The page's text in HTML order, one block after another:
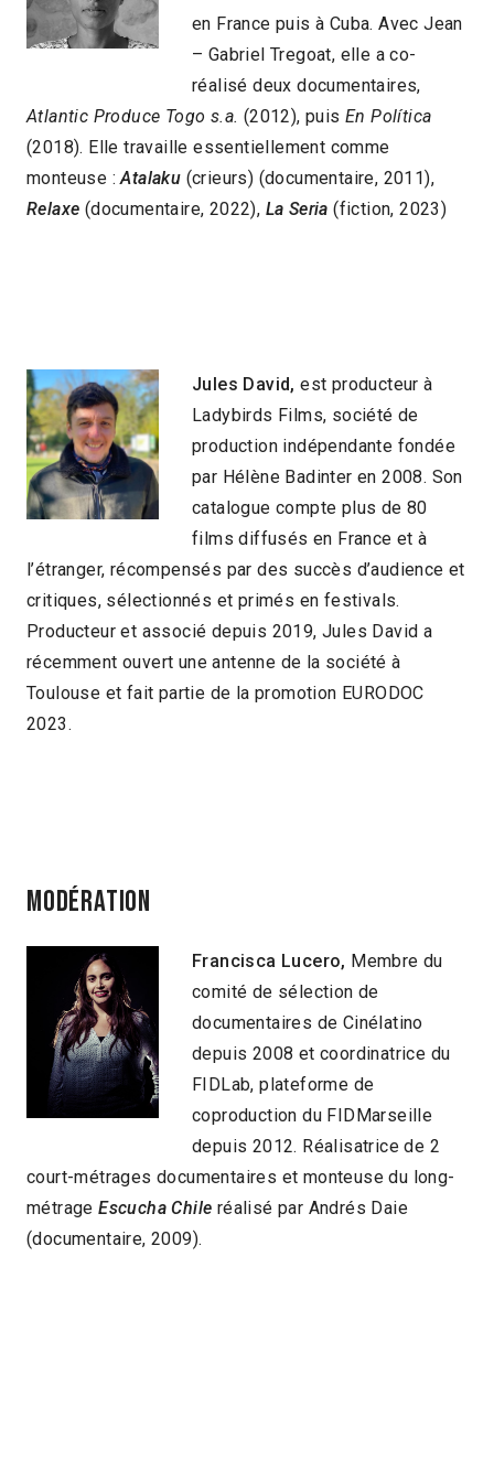
en France puis à Cuba. Avec Jean
– Gabriel Tregoat, elle a co-
réalisé deux documentaires,
Atlantic Produce Togo s.a. (2012), puisEn Política
(2018). Elle travaille essentiellement comme
monteuse :Atalaku (crieurs) (documentaire, 2011),
Relaxe (documentaire, 2022), La Seria (fiction, 2023)
Jules David,est producteur à
Ladybirds Films, société de
production indépendante fondée
par Hélène Badinter en 2008. Son
catalogue compte plus de 80
films diffusés en France et à
l’étranger, récompensés par des succès d’audience et
critiques, sélectionnés et primés en festivals.
Producteur et associé depuis 2019, Jules David a
récemment ouvert une antenne de la société à
Toulouse et fait partie de la promotion EURODOC
2023.
MODÉRATION
Francisca Lucero, Membre du
comité de sélection de
documentaires de Cinélatino
depuis 2008 et coordinatrice du
FIDLab, plateforme de
coproduction du FIDMarseille
depuis 2012. Réalisatrice de 2
court-métrages documentaires et monteuse du long-
métrageEscucha Chile réalisé par Andrés Daie
(documentaire, 2009).